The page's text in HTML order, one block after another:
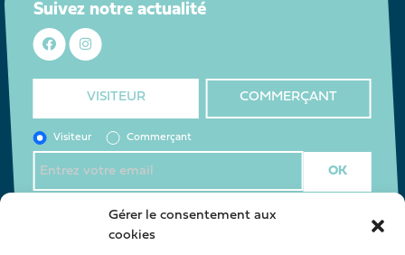
Gérer le consentement aux
cookies
Suivez notre actualité
VISITEUR COMMERÇANT
Visiteur Commerçant